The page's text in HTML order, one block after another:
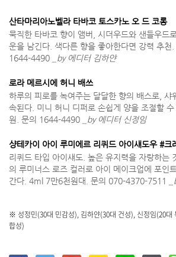
산타마리아노벨라 타바코 토스카노 오 드 코롱
묵직한 타바코 향이 앰버, 시더우드와 샌들우드
운을 남긴다. 색다른 향을 좋아한다면 강력 추
1644-4490
_by 에디터 김하얀
로라 메르시에 허니 배쓰
하루의 피로를 녹여주는 달달한 향의 배스로, 샤
속된다. 미니 허니 디퍼로 손쉽게 양을 조절할
원. 문의 1644-4490 _by 에디터 신정임
샹테카이 아이 루미에르 리퀴드 아이섀도우 #크
리퀴드 타입 아이섀도. 높은 유지력을 자랑하는
의 루미너스 로즈 컬러로 아이 메이크업에 포인
간다. 4ml 7만6천원대. 문의 070-4370-7511
※ 성정민(30대 민감성), 김하얀(30대 건성), 신정임(20대
합성)